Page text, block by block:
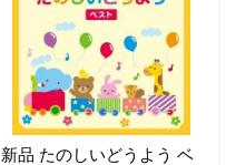
新品 たのしいどうよう ベ